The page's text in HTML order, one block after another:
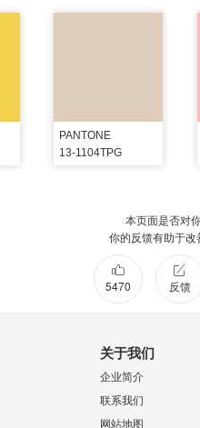
PANTONE
13-1104TPG
本页面是否对
你的反馈有助于改
5470 反馈
关于我们
企业简介
联系我们
网站地图